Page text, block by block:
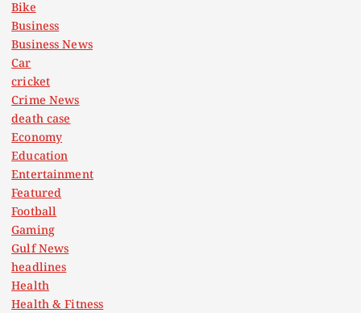
Bike
Business
Business News
Car
cricket
Crime News
death case
Economy
Education
Entertainment
Featured
Football
Gaming
Gulf News
headlines
Health
Health & Fitness